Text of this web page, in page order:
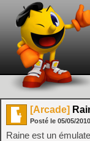
[Arcade]
Posté le 05/05/2010
Raine est un